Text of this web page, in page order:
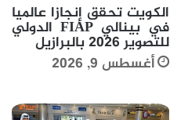
الكويت تحقق إنجازا عالميا
في بينالي FIAP الدولي
للتصوير 2026 بالبرازيل
أغسطس 9, 2026